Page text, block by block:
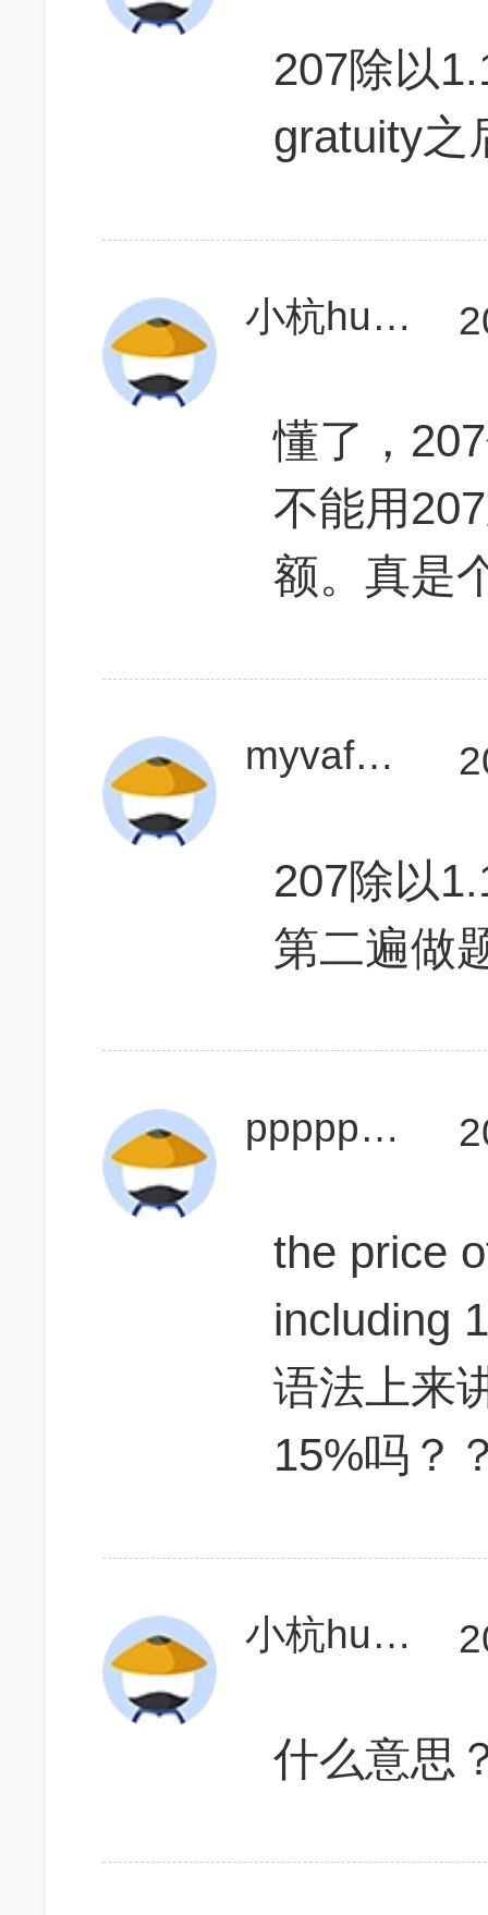
207除以
gratuity之
小杭huang
懂了，
不能用
额。真是
myvafeng
207除以
第二遍做
ppppppppppp
the price
including
语法上来
15%吗？
小杭huang
什么意思